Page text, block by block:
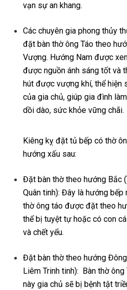
vạn sự an khang.
Các chuyên gia phong thủy
đặt bàn thờ ông Táo theo
Vượng. Hướng Nam được
được nguồn ánh sáng tốt và
hút được vượng khí, thể hiện
của gia chủ, giúp gia đình
dồi dào, sức khỏe vững chãi.
Kiêng kỵ đặt tủ bếp có thờ
hướng xấu sau:
Đặt bàn thờ theo hướng Bắc
Quân tinh): Đây là hướng bếp
thờ ông táo được đặt theo
thể bị tuyệt tự hoặc có con
và chết yểu.
Đặt bàn thờ theo hướng
Liêm Trinh tinh): Bàn thờ
này gia chủ sẽ bị bệnh tật